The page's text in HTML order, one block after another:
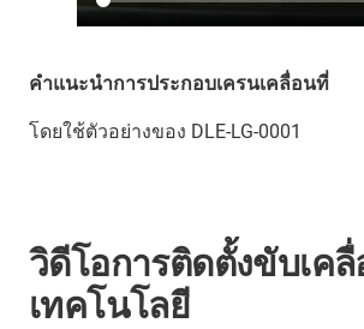
คำแนะนำการประกอบเครนเคลื่อนที่
โดยใช้ตัวอย่างของ DLE-LG-0001
วิดีโอการติดตั้งขับเค
เทคโนโลยี